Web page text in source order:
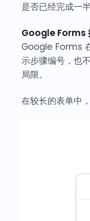
是否已经完成一
Google Forms
Google Forms
示步骤编号，也
局限。
在较长的表单中